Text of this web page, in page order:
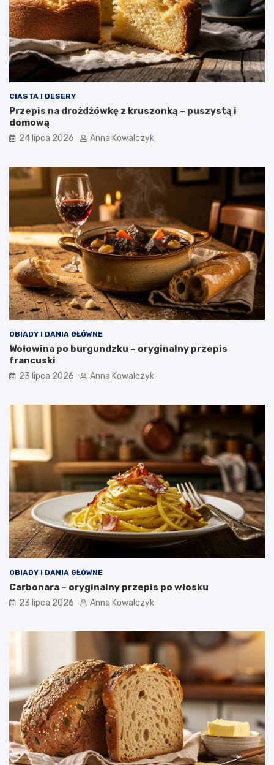
CIASTA I DESERY
Przepis na drożdżówkę z kruszonką – puszystą i
domową
24 lipca 2026 Anna Kowalczyk
OBIADY I DANIA GŁÓWNE
Wołowina po burgundzku – oryginalny przepis
francuski
23 lipca 2026 Anna Kowalczyk
OBIADY I DANIA GŁÓWNE
Carbonara – oryginalny przepis po włosku
23 lipca 2026 Anna Kowalczyk